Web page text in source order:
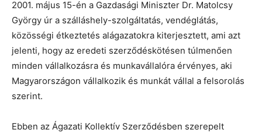
2001. május 15-én a Gazdasági Miniszter Dr. Matolcsy
György úr a szálláshely-szolgáltatás, vendéglátás,
közösségi étkeztetés alágazatokra kiterjesztett, ami azt
jelenti, hogy az eredeti szerződéskötésen túlmenően
minden vállalkozásra és munkavállalóra érvényes, aki
Magyarországon vállalkozik és munkát vállal a felsorolás
szerint.
Ebben az Ágazati Kollektív Szerződésben szerepelt